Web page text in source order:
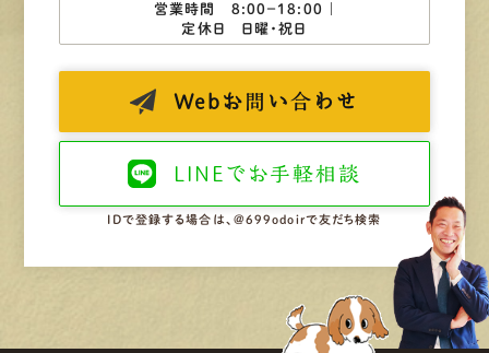
営業時間 8:00−18:00 ｜
定休日 日曜・祝日
Web お問い合わせ
LINEで お手軽相談
IDで登録する場合は、@699odoirで友だち検索